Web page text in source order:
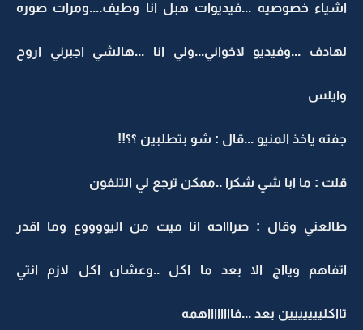
اشياء خصوصيه ...فيديوات هبل انا وطيف....ومرات صوره
لهادف ...وفيديو لاخواني...ولي انا ...هالشي اجبرني اروح
وايلس
جفته ياخذ المنيو ...قال : شو بتطلبين ؟؟!!
قلت : ما ابا شي شكرا ..ممكن ترجع لي التلفون
طالعني وقال : صراااحه انا ميت من اليووووع وما اقدر
اتفاهم ويااج الا بعد ما اكل ..وعشان اكل لازم انتي
تااكلييييييين بعد ...فااااااااهمه